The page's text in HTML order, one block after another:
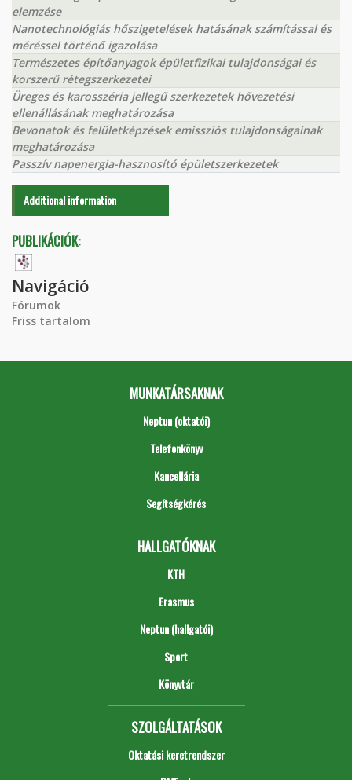
elemzése
Nanotechnológiás hőszigetelések hatásának számítással és
méréssel történő igazolása
Természetes építőanyagok épületfizikai tulajdonságai és
korszerű rétegszerkezetei
Üreges és karosszéria jellegű szerkezetek hővezetési
ellenállásának meghatározása
Bevonatok és felületképzések emissziós tulajdonságainak
meghatározása
Passzív napenergia-hasznosító épületszerkezetek
Additional information
PUBLIKÁCIÓK:
Navigáció
Fórumok
Friss tartalom
MUNKATÁRSAKNAK
Neptun (oktatói)
Telefonkönyv
Kancellária
Segítségkérés
HALLGATÓKNAK
KTH
Erasmus
Neptun (hallgatói)
Sport
Könyvtár
SZOLGÁLTATÁSOK
Oktatási keretrendszer